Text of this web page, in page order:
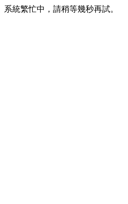
系統繁忙中，請稍等幾秒再試。